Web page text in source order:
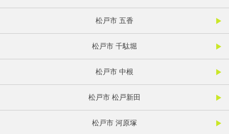
松戸市 五香
松戸市 千駄堀
松戸市 中根
松戸市 松戸新田
松戸市 河原塚